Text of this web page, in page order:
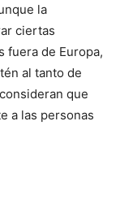
la
ciertas
fuera de Europa,
al tanto de
que
a las personas